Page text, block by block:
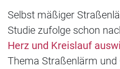
Selbst mäßiger
Studie zufolge schon
Herz und Kreislauf
Thema Straßenlärm und